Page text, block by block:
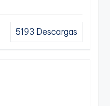
5193 Descargas